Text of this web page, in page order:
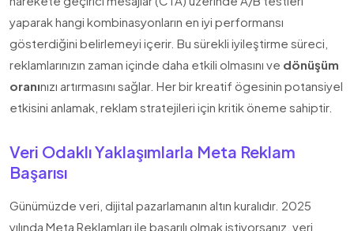
yaparak hangi kombinasyonların en iyi performansı
gösterdiğini belirlemeyi içerir. Bu sürekli iyileştirme süreci,
reklamlarınızın zaman içinde daha etkili olmasını ve dönüşüm
oranınızı artırmasını sağlar. Her bir kreatif ögesinin potansiyel
etkisini anlamak, reklam stratejileri için kritik öneme sahiptir.
Veri Odaklı Yaklaşımlarla Meta Reklam
Başarısı
Günümüzde veri, dijital pazarlamanın altın kuralıdır. 2025
yılında Meta Reklamları ile başarılı olmak istiyorsanız, veri